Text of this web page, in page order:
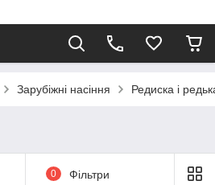
Зарубіжні насіння Редиска і
0 Фільтри